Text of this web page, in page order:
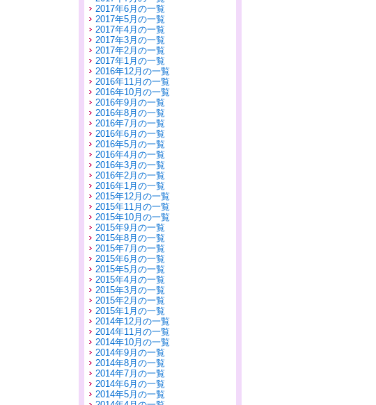
2017年6月の一覧
2017年5月の一覧
2017年4月の一覧
2017年3月の一覧
2017年2月の一覧
2017年1月の一覧
2016年12月の一覧
2016年11月の一覧
2016年10月の一覧
2016年9月の一覧
2016年8月の一覧
2016年7月の一覧
2016年6月の一覧
2016年5月の一覧
2016年4月の一覧
2016年3月の一覧
2016年2月の一覧
2016年1月の一覧
2015年12月の一覧
2015年11月の一覧
2015年10月の一覧
2015年9月の一覧
2015年8月の一覧
2015年7月の一覧
2015年6月の一覧
2015年5月の一覧
2015年4月の一覧
2015年3月の一覧
2015年2月の一覧
2015年1月の一覧
2014年12月の一覧
2014年11月の一覧
2014年10月の一覧
2014年9月の一覧
2014年8月の一覧
2014年7月の一覧
2014年6月の一覧
2014年5月の一覧